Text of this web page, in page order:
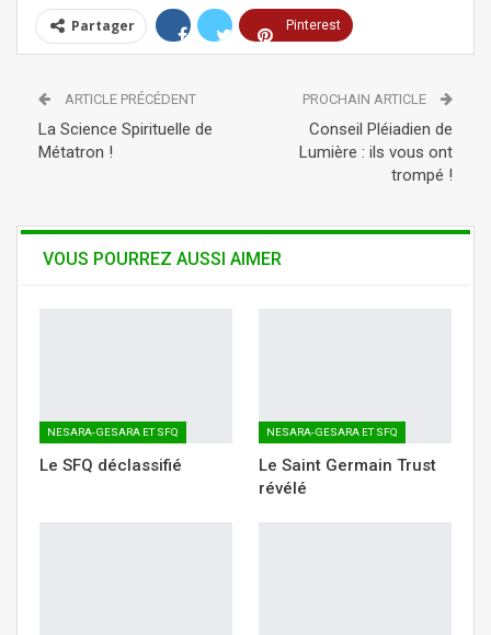
Partager Pinterest
Tumblr Telegram WhatsApp
ARTICLE PRÉCÉDENT
La Science Spirituelle de
Métatron !
PROCHAIN ARTICLE
Conseil Pléiadien de
Lumière : ils vous ont
trompé !
VOUS POURREZ AUSSI AIMER
NESARA-GESARA ET SFQ
Le SFQ déclassifié
NESARA-GESARA ET SFQ
Le Saint Germain Trust
révélé